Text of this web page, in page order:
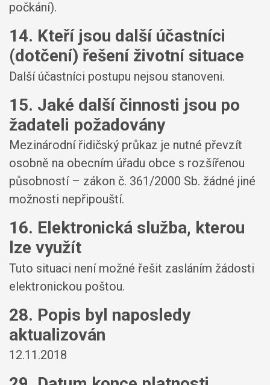
počkání).
14. Kteří jsou další účastníci
(dotčení) řešení životní situace
Další účastníci postupu nejsou stanoveni.
15. Jaké další činnosti jsou po
žadateli požadovány
Mezinárodní řidičský průkaz je nutné převzít
osobně na obecním úřadu obce s rozšířenou
působností – zákon č. 361/2000 Sb. žádné jiné
možnosti nepřipouští.
16. Elektronická služba, kterou
lze využít
Tuto situaci není možné řešit zasláním žádosti
elektronickou poštou.
28. Popis byl naposledy
aktualizován
12.11.2018